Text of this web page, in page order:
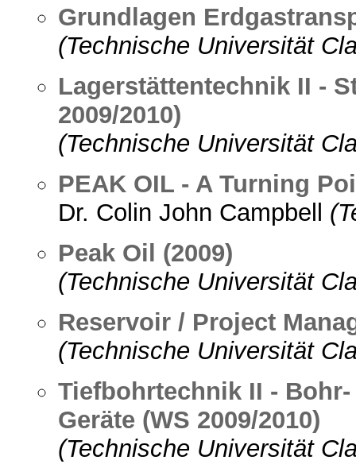
Grundlagen
(Technische Universität
Lagerstättentechnik II -
2009/2010)
(Technische Universität
PEAK OIL - A Turning
Dr. Colin John Campbell
Peak Oil (2009)
(Technische Universität
Reservoir / Project
(Technische Universität
Tiefbohrtechnik II -
Geräte (WS 2009/2010)
(Technische Universität